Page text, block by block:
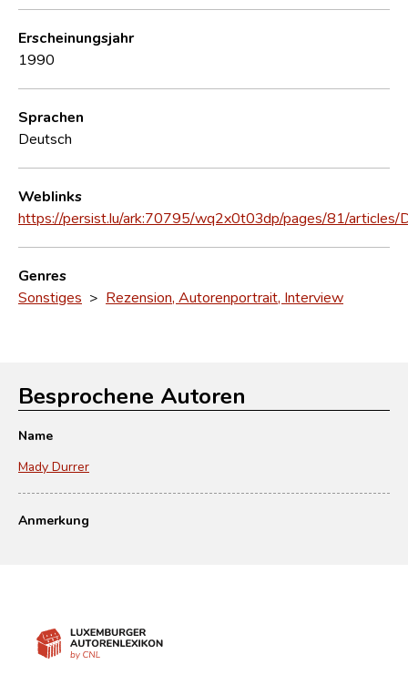
Erscheinungsjahr
1990
Sprachen
Deutsch
Weblinks
https://persist.lu/ark:70795/wq2x0t03dp/pages/81/articles/
Genres
Sonstiges > Rezension, Autorenportrait, Interview
Besprochene Autoren
Name
Mady Durrer
Anmerkung